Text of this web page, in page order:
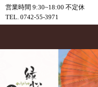
営業時間 9:30~18:00 不定休
TEL. 0742-55-3971